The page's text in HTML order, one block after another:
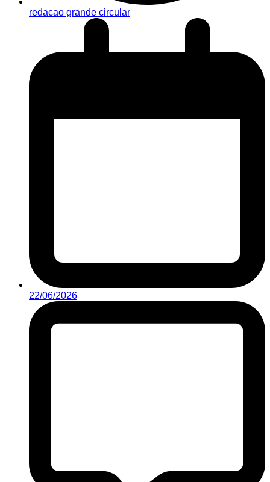
redacao grande circular
22/06/2026